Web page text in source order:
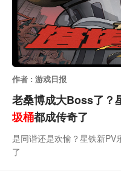
作者 : 游戏日报
老桑博成大Boss了？
圾桶都成传奇了
是同谐还是欢愉？星铁新PV
了